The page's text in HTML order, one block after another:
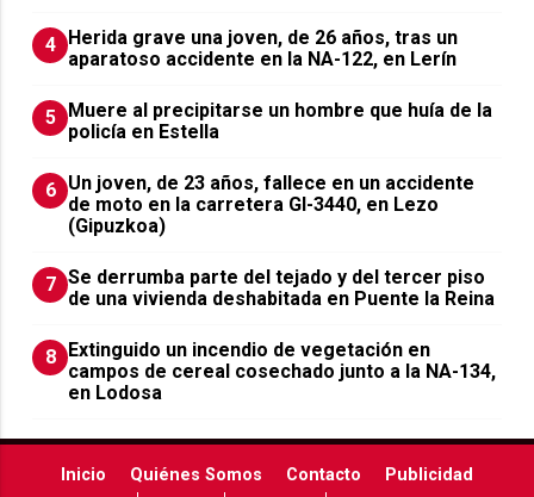
4
Herida grave una joven, de 26 años, tras un
aparatoso accidente en la NA-122, en Lerín
5
Muere al precipitarse un hombre que huía de la
policía en Estella
6 Un joven, de 23 años, fallece en un accidente
de moto en la carretera GI-3440, en Lezo
(Gipuzkoa)
7 Se derrumba parte del tejado y del tercer piso
de una vivienda deshabitada en Puente la Reina
8
Extinguido un incendio de vegetación en
campos de cereal cosechado junto a la NA-134,
en Lodosa
Inicio Quiénes Somos Contacto
Publicidad